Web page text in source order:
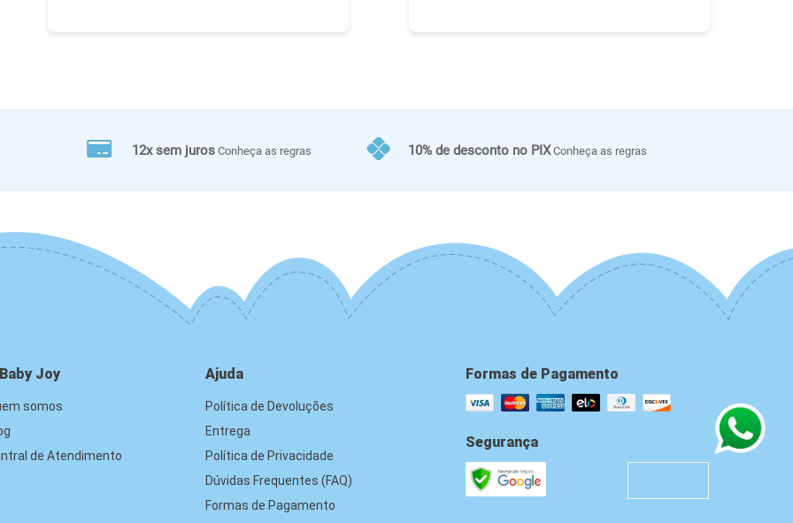
12x sem juros Conheça as regras 10% de desconto no PIX Conheça as regras
Joy
somos
de Atendimento
Ajuda
Política de Devoluções
Entrega
Política de Privacidade
Dúvidas Frequentes (FAQ)
Formas de Pagamento
Formas de Pagamento
Segurança